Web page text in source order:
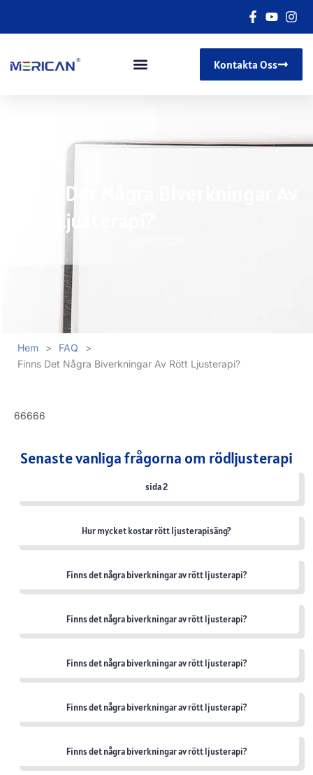
Kontakta Oss
Finns Det Några Biverkningar Av
Rött Ljusterapi?
Hem > FAQ
>
Finns Det Några Biverkningar Av Rött Ljusterapi?
66666
Senaste vanliga frågorna om rödljusterapi
sida 2
Hur mycket kostar rött ljusterapisäng?
Finns det några biverkningar av rött ljusterapi?
Finns det några biverkningar av rött ljusterapi?
Finns det några biverkningar av rött ljusterapi?
Finns det några biverkningar av rött ljusterapi?
Finns det några biverkningar av rött ljusterapi?